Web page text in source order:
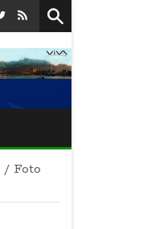
/ Foto